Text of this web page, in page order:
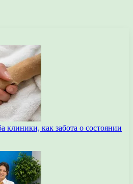
клиники, как забота о состоянии